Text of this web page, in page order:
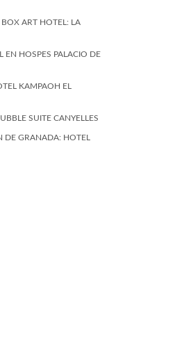
ART HOTEL: LA
EN HOSPES PALACIO DE
KAMPAOH EL
SUITE CANYELLES
DE GRANADA: HOTEL